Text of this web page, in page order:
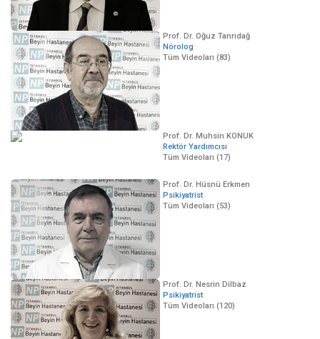
Prof. Dr. Oğuz Tanrıdağ
Nörolog
Tüm Videoları (83)
Prof. Dr. Muhsin KONUK
Rektör Yardımcısı
Tüm Videoları (17)
Prof. Dr. Hüsnü Erkmen
Psikiyatrist
Tüm Videoları (53)
Prof. Dr. Nesrin Dilbaz
Psikiyatrist
Tüm Videoları (120)